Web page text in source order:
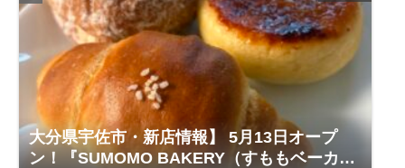
大分県宇佐市・新店情報】 5月13日オープ
ン！『SUMOMO BAKERY（すももベーカリ